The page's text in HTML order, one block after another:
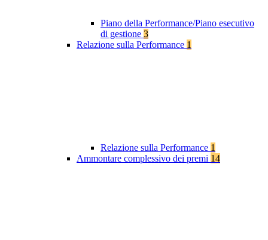
Piano della Performance/Piano esecutivo
di gestione 3
Relazione sulla Performance 1
Relazione sulla Performance 1
Ammontare complessivo dei premi 14